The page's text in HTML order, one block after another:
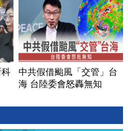
中共假借颱風「交管」台
海 台陸委會怒轟無知